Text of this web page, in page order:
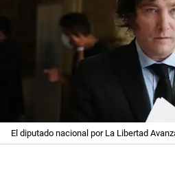
El diputado nacional por La Libertad